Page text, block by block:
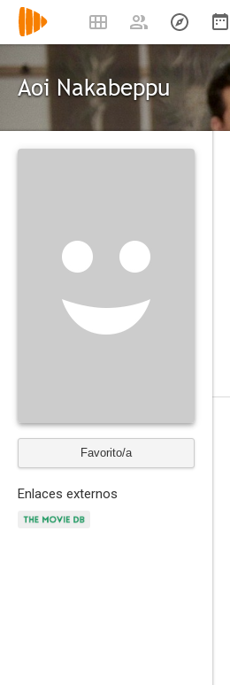
Aoi Nakabeppu
Favorito/a
Enlaces externos